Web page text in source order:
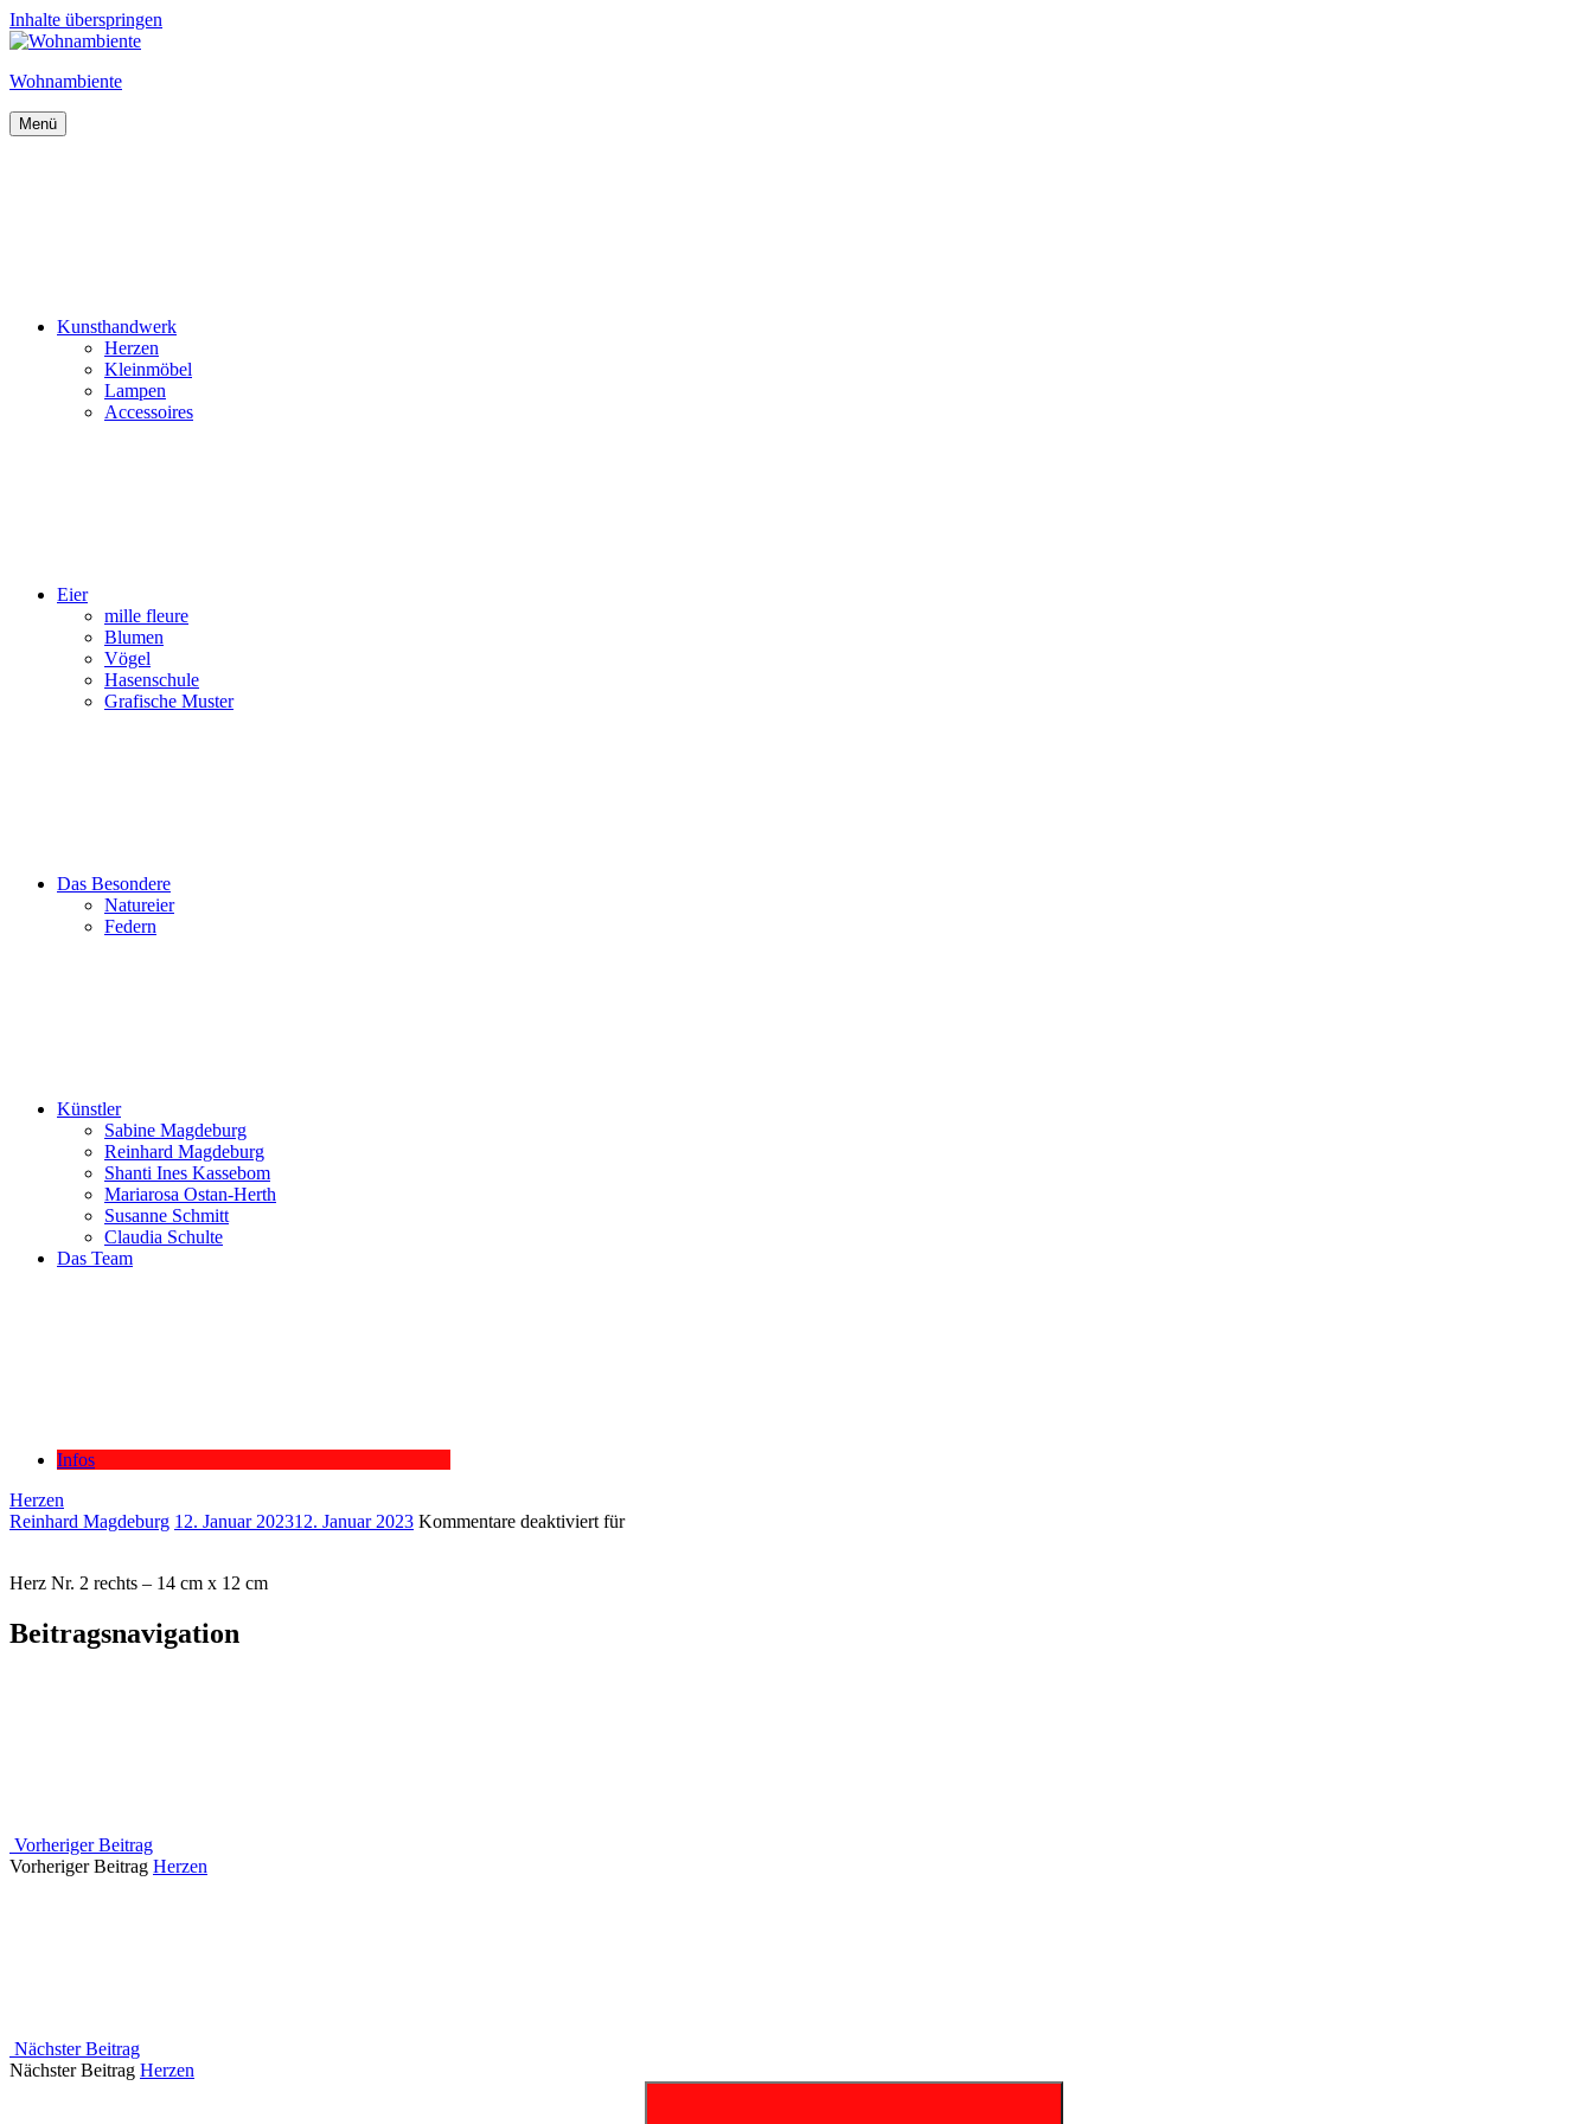
Inhalte überspringen
Wohnambiente
Menü
Kunsthandwerk
Herzen
Kleinmöbel
Lampen
Accessoires
Eier
mille fleure
Blumen
Vögel
Hasenschule
Grafische Muster
Das Besondere
Natureier
Federn
Künstler
Sabine Magdeburg
Reinhard Magdeburg
Shanti Ines Kassebom
Mariarosa Ostan-Herth
Susanne Schmitt
Claudia Schulte
Das Team
Infos
Herzen
Reinhard Magdeburg 12. Januar 202312. Januar 2023 Kommentare deaktiviert für
Herz Nr. 2 rechts – 14 cm x 12 cm
Beitragsnavigation
Vorheriger Beitrag
Vorheriger Beitrag Herzen
Nächster Beitrag
Nächster Beitrag Herzen